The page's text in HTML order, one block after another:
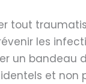
tout
les
un
et non